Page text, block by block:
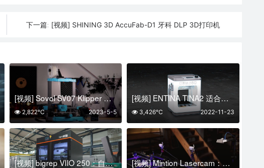
下一篇: [视频] SHINING 3D AccuFab-D1 牙科 DLP 3D打印机
[视频] Sovol SV07 Klipper 直驱FDM 3D打印机 打印速度 250mm/s
2023-5-5
2,822℃
[视频] ENTINA TINA2 适合儿童和初学者的入门级 3D 打印机
2022-11-23
3,426℃
[视频] bigrep VIIO 250：自动化生产的下一个阶段 [视频] Mintion Lasercam：适用于激光雕刻切割机的远程监控、定位、火灾探测器